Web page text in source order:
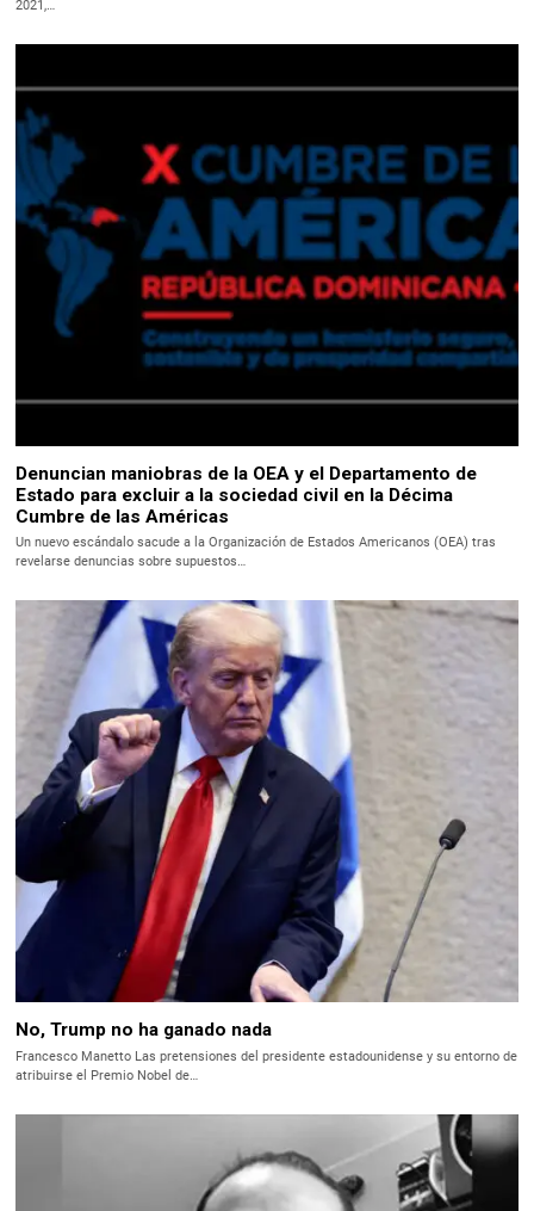
2021,…
Denuncian maniobras de la OEA y el Departamento de
Estado para excluir a la sociedad civil en la Décima
Cumbre de las Américas
Un nuevo escándalo sacude a la Organización de Estados Americanos (OEA) tras
revelarse denuncias sobre supuestos…
No, Trump no ha ganado nada
Francesco Manetto Las pretensiones del presidente estadounidense y su entorno de
atribuirse el Premio Nobel de…